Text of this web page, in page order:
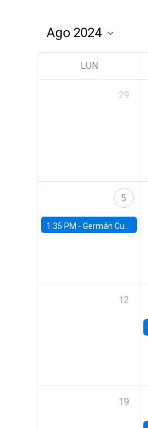
LUN
29
5
1:35 PM - Germán Cubas, University of Houston
12
19